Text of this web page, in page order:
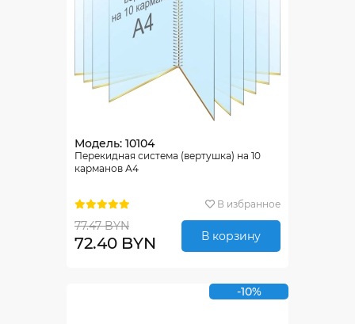
Модель: 10104
Перекидная система (вертушка) на 10
карманов А4
В избранное
77.47 BYN
72.40 BYN В корзину
-10%